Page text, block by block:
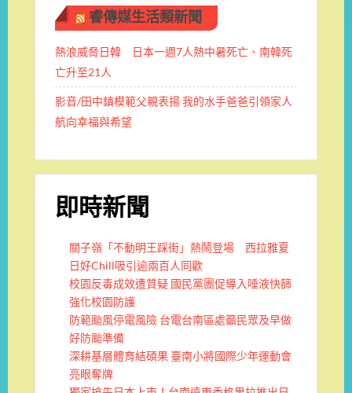
睿傳媒生活類新聞
熱浪威脅日韓 日本一週7人熱中暑死亡、南韓死
亡升至21人
影音/田中鎮模範父親表揚 我的水手爸爸引領家人
航向幸福與希望
即時新聞
關子嶺「不動明王踩街」熱鬧登場 西拉雅夏
日好Chill吸引逾兩百人同歡
校園反毒成效遭質疑 國民黨團促導入唾液快篩
強化校園防護
防範颱風停電風險 台電台南區處籲民眾及早做
好防颱準備
深耕基層體育結碩果 臺南小將國際少年運動會
亮眼奪牌